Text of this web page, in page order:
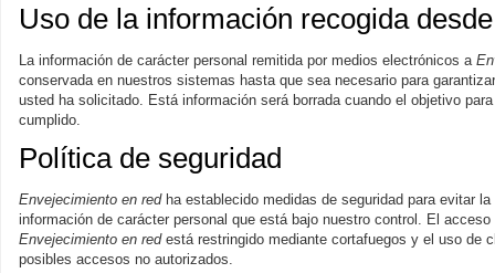
Uso de la información recogida
La información de carácter personal remitida por medios electrónicos a
conservada en nuestros sistemas hasta que sea necesario para
usted ha solicitado. Está información será borrada cuando el objetivo
cumplido.
Política de seguridad
Envejecimiento en redha establecido medidas de seguridad para evitar
información de carácter personal que está bajo nuestro control. El
Envejecimiento en redestá restringido mediante cortafuegos y el uso de
posibles accesos no autorizados.